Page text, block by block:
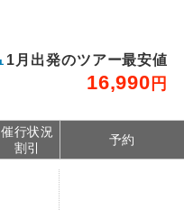
1 月出発のツアー最安値
16,990 円
催行状況
割引
予約